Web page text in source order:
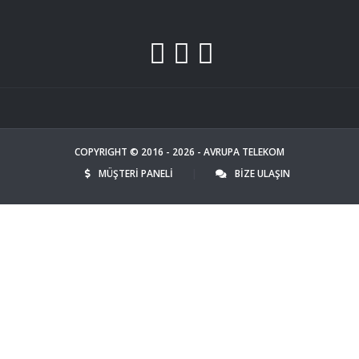
COPYRIGHT © 2016 - 2026 - AVRUPA TELEKOM
MÜŞTERİ PANELİ
BİZE ULAŞIN